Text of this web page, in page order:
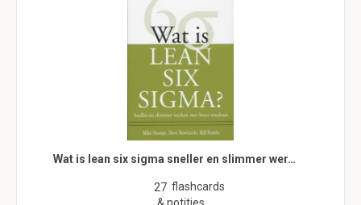
Wat is lean six sigma sneller en slimmer wer…
27 flashcards